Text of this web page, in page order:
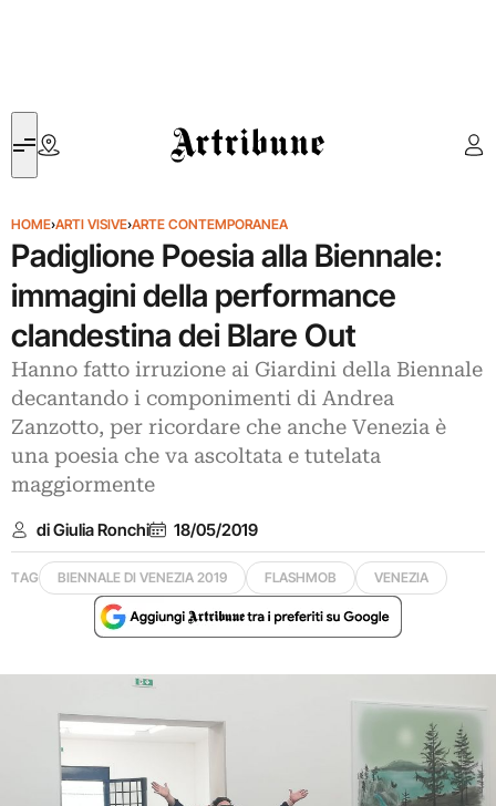
Artribune
HOME›ARTI VISIVE›ARTE CONTEMPORANEA
Padiglione Poesia alla Biennale:
immagini della performance
clandestina dei Blare Out
Hanno fatto irruzione ai Giardini della Biennale
decantando i componimenti di Andrea
Zanzotto, per ricordare che anche Venezia è
una poesia che va ascoltata e tutelata
maggiormente
di Giulia Ronchi 18/05/2019
TAG BIENNALE DI VENEZIA 2019 FLASHMOB VENEZIA